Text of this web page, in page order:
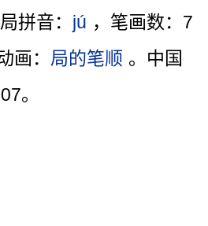
拼音： jú ，笔画数：7
画： 局的笔顺 。中国
。